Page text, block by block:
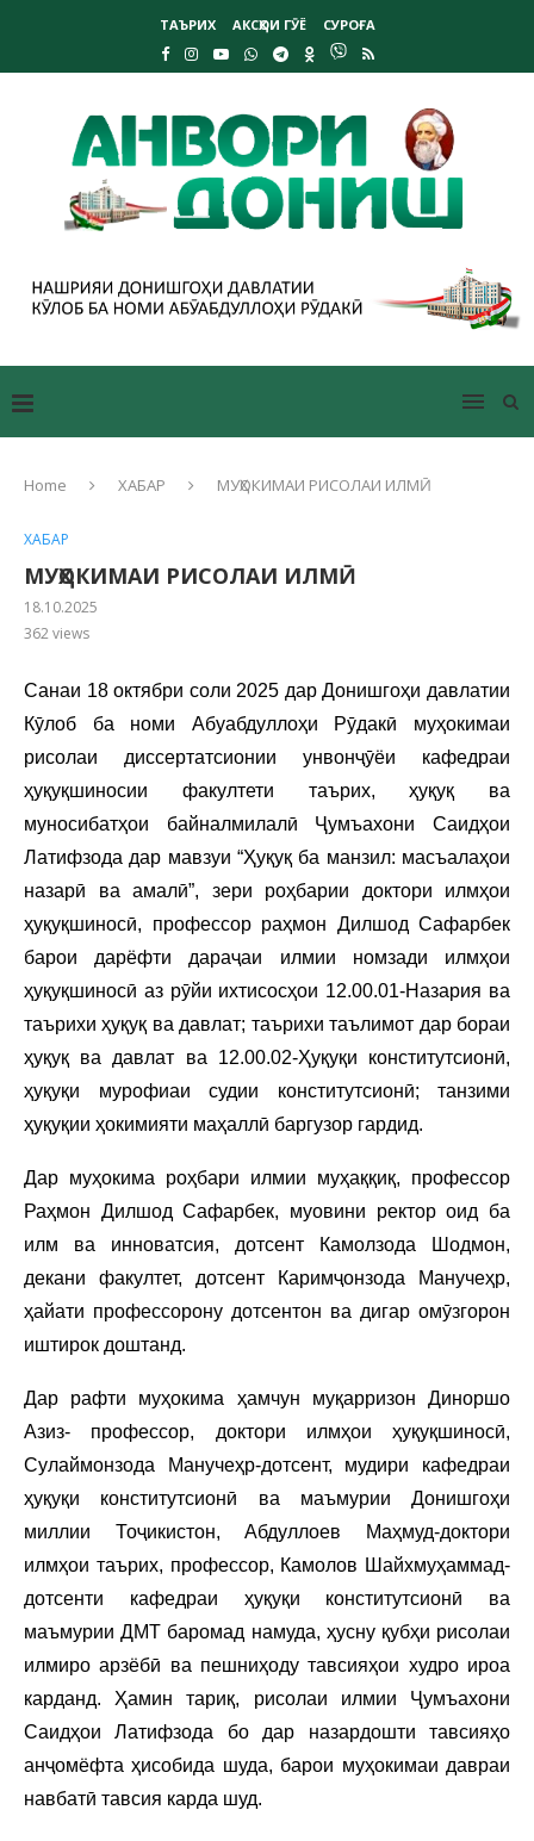
ТАЪРИХ АКСҲОИ ГӮЁ СУРОҒА
Home ХАБАР МУҲОКИМАИ РИСОЛАИ ИЛМӢ
ХАБАР
МУҲОКИМАИ РИСОЛАИ ИЛМӢ
18.10.2025
362views
Санаи 18 октябри соли 2025 дар Донишгоҳи давлатии
Кӯлоб ба номи Абуабдуллоҳи Рӯдакӣ муҳокимаи
рисолаи диссертатсионии унвонҷӯёи кафедраи
ҳуқуқшиносии факултети таърих, ҳуқуқ ва
муносибатҳои байналмилалӣ Ҷумъахони Саидҳои
Латифзода дар мавзуи “Ҳуқуқ ба манзил: масъалаҳои
назарӣ ва амалӣ”, зери роҳбарии доктори илмҳои
ҳуқуқшиносӣ, профессор раҳмон Дилшод Сафарбек
барои дарёфти дараҷаи илмии номзади илмҳои
ҳуқуқшиносӣ аз рӯйи ихтисосҳои 12.00.01-Назария ва
таърихи ҳуқуқ ва давлат; таърихи таълимот дар бораи
ҳуқуқ ва давлат ва 12.00.02-Ҳуқуқи конститутсионӣ,
ҳуқуқи мурофиаи судии конститутсионӣ; танзими
ҳуқуқии ҳокимияти маҳаллӣ баргузор гардид.
Дар муҳокима роҳбари илмии муҳаққиқ, профессор
Раҳмон Дилшод Сафарбек, муовини ректор оид ба
илм ва инноватсия, дотсент Камолзода Шодмон,
декани факултет, дотсент Каримҷонзода Манучеҳр,
ҳайати профессорону дотсентон ва дигар омӯзгорон
иштирок доштанд.
Дар рафти муҳокима ҳамчун муқарризон Диноршо
Азиз- профессор, доктори илмҳои ҳуқуқшиносӣ,
Сулаймонзода Манучеҳр-дотсент, мудири кафедраи
ҳуқуқи конститутсионӣ ва маъмурии Донишгоҳи
миллии Тоҷикистон, Абдуллоев Маҳмуд-доктори
илмҳои таърих, профессор, Камолов Шайхмуҳаммад-
дотсенти кафедраи ҳуқуқи конститутсионӣ ва
маъмурии ДМТ баромад намуда, ҳусну қубҳи рисолаи
илмиро арзёбӣ ва пешниҳоду тавсияҳои худро ироа
карданд. Ҳамин тариқ, рисолаи илмии Ҷумъахони
Саидҳои Латифзода бо дар назардошти тавсияҳо
анҷомёфта ҳисобида шуда, барои муҳокимаи давраи
навбатӣ тавсия карда шуд.